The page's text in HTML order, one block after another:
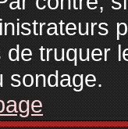
truquer
sondage.